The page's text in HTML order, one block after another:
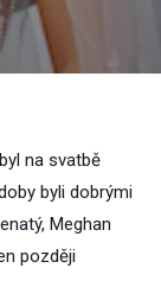
na svatbě
byli dobrými
Meghan
později